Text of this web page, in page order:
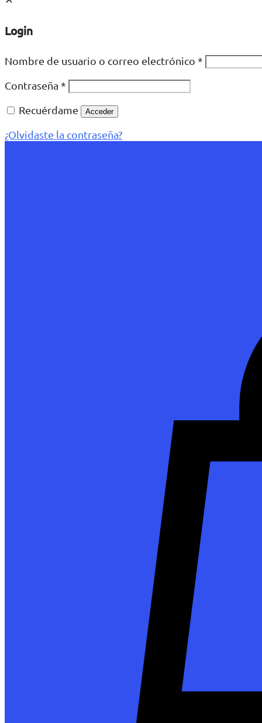
Login
Nombre de usuario o correo electrónico *
Contraseña *
Recuérdame
Acceder
¿Olvidaste la contraseña?